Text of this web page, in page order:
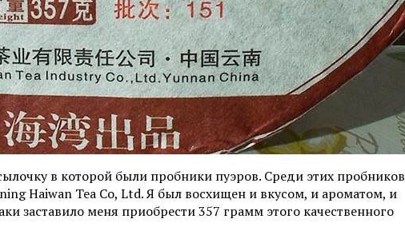
в которой были пробники пуэров. Среди этих пробников
Haiwan Tea Co, Ltd. Я был восхищен и вкусом, и ароматом, и
заставило меня приобрести 357 грамм этого качественного